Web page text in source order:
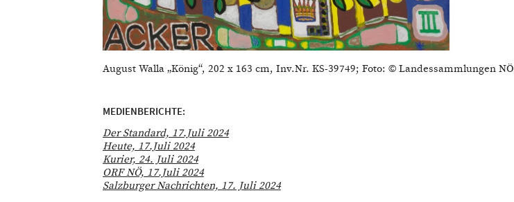
August Walla „König“, 202 x 163 cm, Inv.Nr. KS-39749; Foto: © Landessammlungen NÖ
MEDIENBERICHTE:
Der Standard, 17.Juli 2024
Heute, 17.Juli 2024
Kurier, 24. Juli 2024
ORF NÖ, 17.Juli 2024
Salzburger Nachrichten, 17. Juli 2024